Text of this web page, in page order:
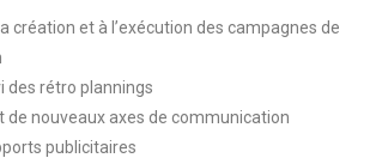
création et à l’exécution des campagnes de
des rétro plannings
de nouveaux axes de communication
publicitaires